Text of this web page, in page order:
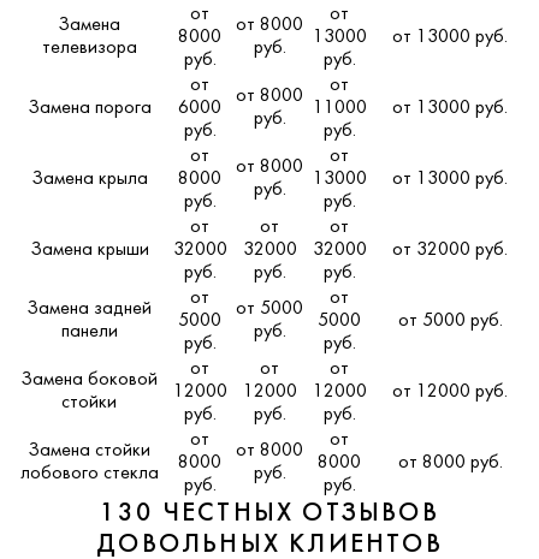
Замена
телевизора
от
8000
руб.
от 8000
руб.
от
13000
руб.
от 13000 руб.
Замена порога
от
6000
руб.
от 8000
руб.
от
11000
руб.
от 13000 руб.
Замена крыла
от
8000
руб.
от 8000
руб.
от
13000
руб.
от 13000 руб.
Замена крыши
от
32000
руб.
от
32000
руб.
от
32000
руб.
от 32000 руб.
Замена задней
панели
от
5000
руб.
от 5000
руб.
от
5000
руб.
от 5000 руб.
Замена боковой
стойки
от
12000
руб.
от
12000
руб.
от
12000
руб.
от 12000 руб.
Замена стойки
лобового стекла
от
8000
руб.
от 8000
руб.
от
8000
руб.
от 8000 руб.
130 ЧЕСТНЫХ ОТЗЫВОВ
ДОВОЛЬНЫХ КЛИЕНТОВ